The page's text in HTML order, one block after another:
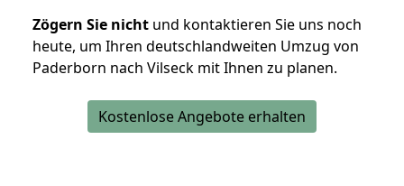
Zögern Sie nicht und kontaktieren Sie uns noch
heute, um Ihren deutschlandweiten Umzug von
Paderborn nach Vilseck mit Ihnen zu planen.
Kostenlose Angebote erhalten